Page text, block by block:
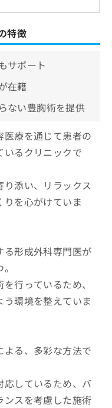
特徴
サポート
在籍
ない豊胸術を提供
療を通じて患者の
いるクリニックで
り添い、リラックス
りを心がけていま
る形成外科専門医が
行っているため、
環境を整えていま
る、多彩な方法で
応しているため、バ
ンスを考慮した施術